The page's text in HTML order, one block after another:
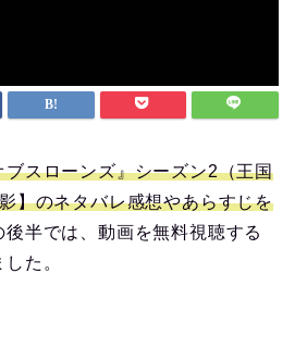
スローンズ』シーズン2（王国
】のネタバレ感想やあらすじを
後半では、動画を無料視聴する
た。